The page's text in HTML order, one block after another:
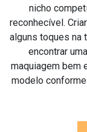
nicho
reconhecível.
alguns toques na
encontrar
maquiagem bem
modelo